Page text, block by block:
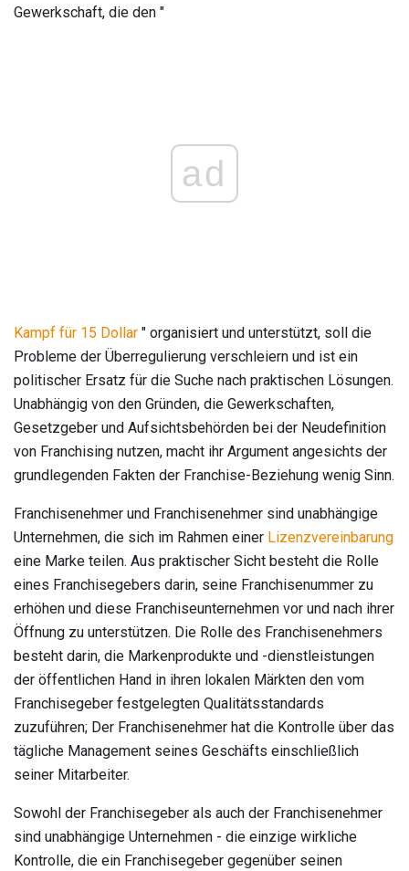
Gewerkschaft, die den "
ad
Kampf für 15 Dollar " organisiert und unterstützt, soll die
Probleme der Überregulierung verschleiern und ist ein
politischer Ersatz für die Suche nach praktischen Lösungen.
Unabhängig von den Gründen, die Gewerkschaften,
Gesetzgeber und Aufsichtsbehörden bei der Neudefinition
von Franchising nutzen, macht ihr Argument angesichts der
grundlegenden Fakten der Franchise-Beziehung wenig Sinn.
Franchisenehmer und Franchisenehmer sind unabhängige
Unternehmen, die sich im Rahmen einer Lizenzvereinbarung
eine Marke teilen. Aus praktischer Sicht besteht die Rolle
eines Franchisegebers darin, seine Franchisenummer zu
erhöhen und diese Franchiseunternehmen vor und nach ihrer
Öffnung zu unterstützen. Die Rolle des Franchisenehmers
besteht darin, die Markenprodukte und -dienstleistungen
der öffentlichen Hand in ihren lokalen Märkten den vom
Franchisegeber festgelegten Qualitätsstandards
zuzuführen; Der Franchisenehmer hat die Kontrolle über das
tägliche Management seines Geschäfts einschließlich
seiner Mitarbeiter.
Sowohl der Franchisegeber als auch der Franchisenehmer
sind unabhängige Unternehmen - die einzige wirkliche
Kontrolle, die ein Franchisegeber gegenüber seinen